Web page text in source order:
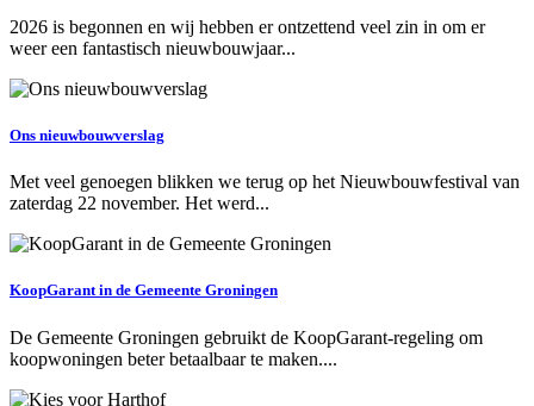
2026 is begonnen en wij hebben er ontzettend veel zin in om er
weer een fantastisch nieuwbouwjaar...
Ons nieuwbouwverslag
Met veel genoegen blikken we terug op het Nieuwbouwfestival van
zaterdag 22 november. Het werd...
KoopGarant in de Gemeente Groningen
De Gemeente Groningen gebruikt de KoopGarant-regeling om
koopwoningen beter betaalbaar te maken....